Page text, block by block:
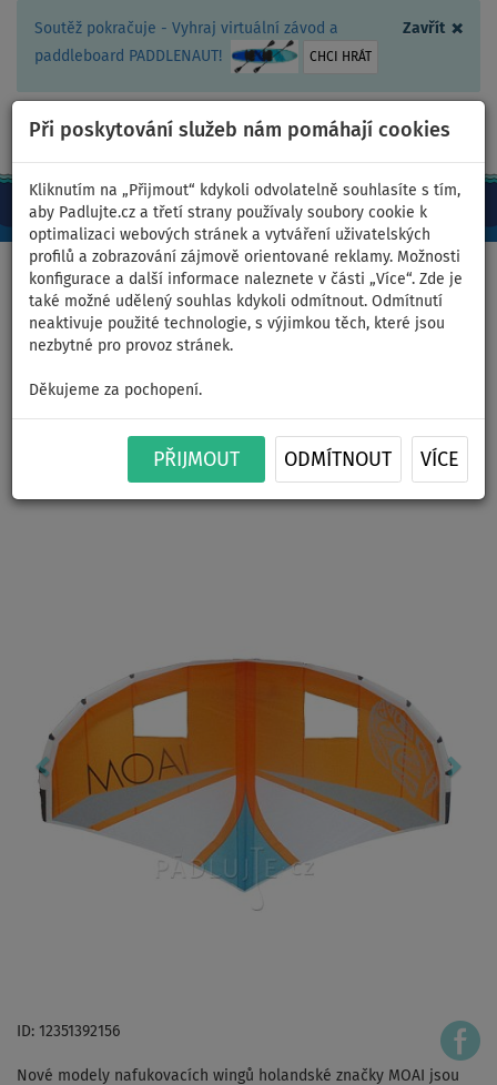
Zavřít ×
Soutěž pokračuje - Vyhraj virtuální závod a
paddleboard PADDLENAUT!
CHCI HRÁT
Při poskytování služeb nám pomáhají cookies
Kliknutím na „Přijmout“ kdykoli odvolatelně souhlasíte s tím,
aby Padlujte.cz a třetí strany používaly soubory cookie k
optimalizaci webových stránek a vytváření uživatelských
profilů a zobrazování zájmově orientované reklamy. Možnosti
konfigurace a další informace naleznete v části „Více“. Zde je
také možné udělený souhlas kdykoli odmítnout. Odmítnutí
neaktivuje použité technologie, s výjimkou těch, které jsou
nezbytné pro provoz stránek.
Děkujeme za pochopení.
PŘIJMOUT ODMÍTNOUT VÍCE
CZ/Kč +420 467 409 090 0ks
Domů >Plachty >Wing - křídla
Wing MOAI - nafukovací -
plocha: 4,0m
ID: 12351392156
Nové modely nafukovacích wingů holandské značky MOAI jsou